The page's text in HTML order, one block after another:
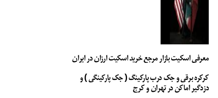
معرفی اسکیت بازار مرجع خرید اسکیت ارزان در ایران
کرکره برقی و جک درب پارکینگ ( جک پارکینگی ) و
دزدگیر اماکن در تهران و کرج